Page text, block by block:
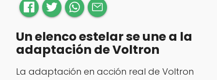
Un elenco estelar se une a la
adaptación de Voltron
La adaptación en acción real de Voltron